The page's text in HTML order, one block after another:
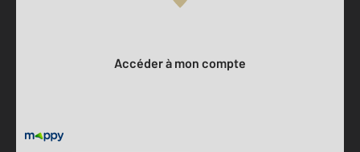
Accéder à mon compte